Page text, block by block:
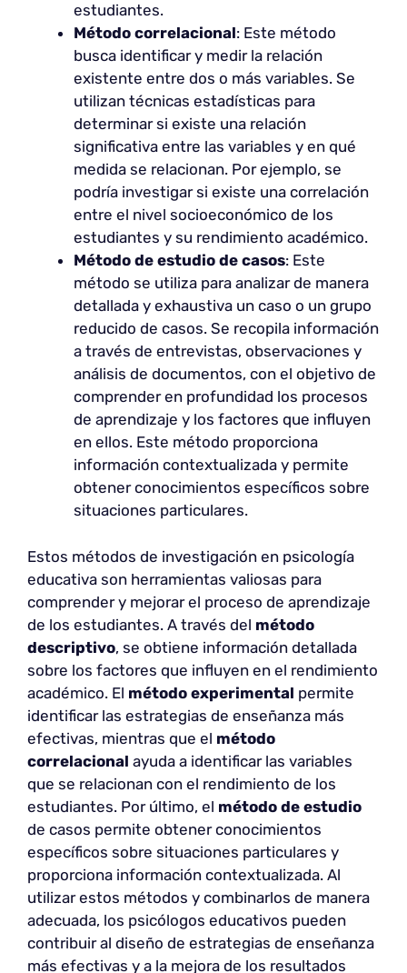
estudiantes.
Método correlacional: Este método
busca identificar y medir la relación
existente entre dos o más variables. Se
utilizan técnicas estadísticas para
determinar si existe una relación
significativa entre las variables y en qué
medida se relacionan. Por ejemplo, se
podría investigar si existe una correlación
entre el nivel socioeconómico de los
estudiantes y su rendimiento académico.
Método de estudio de casos: Este
método se utiliza para analizar de manera
detallada y exhaustiva un caso o un grupo
reducido de casos. Se recopila información
a través de entrevistas, observaciones y
análisis de documentos, con el objetivo de
comprender en profundidad los procesos
de aprendizaje y los factores que influyen
en ellos. Este método proporciona
información contextualizada y permite
obtener conocimientos específicos sobre
situaciones particulares.
Estos métodos de investigación en psicología
educativa son herramientas valiosas para
comprender y mejorar el proceso de aprendizaje
de los estudiantes. A través del método
descriptivo, se obtiene información detallada
sobre los factores que influyen en el rendimiento
académico. El método experimental permite
identificar las estrategias de enseñanza más
efectivas, mientras que el método
correlacional ayuda a identificar las variables
que se relacionan con el rendimiento de los
estudiantes. Por último, el método de estudio
de casos permite obtener conocimientos
específicos sobre situaciones particulares y
proporciona información contextualizada. Al
utilizar estos métodos y combinarlos de manera
adecuada, los psicólogos educativos pueden
contribuir al diseño de estrategias de enseñanza
más efectivas y a la mejora de los resultados